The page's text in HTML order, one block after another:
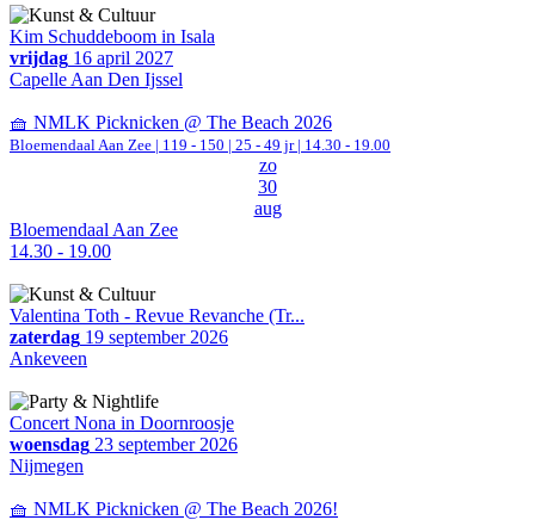
Kim Schuddeboom in Isala
vrijdag 16 april 2027
Capelle Aan Den Ijssel
🧺 NMLK Picknicken @ The Beach 2026
Bloemendaal Aan Zee | 119 - 150 | 25 - 49 jr | 14.30 - 19.00
zo
30
aug
Bloemendaal Aan Zee
14.30 - 19.00
Valentina Toth - Revue Revanche (Tr...
zaterdag 19 september 2026
Ankeveen
Concert Nona in Doornroosje
woensdag 23 september 2026
Nijmegen
🧺 NMLK Picknicken @ The Beach 2026!